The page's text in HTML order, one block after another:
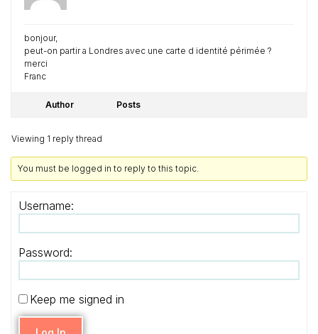
bonjour,
peut-on partir a Londres avec une carte d identité périmée ?
merci
Franc
Author Posts
Viewing 1 reply thread
You must be logged in to reply to this topic.
Username:
Password:
Keep me signed in